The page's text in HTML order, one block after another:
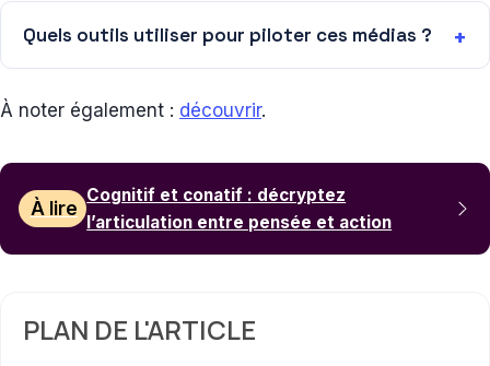
Quels outils utiliser pour piloter ces médias ?
À noter également : découvrir.
À lire
Cognitif et conatif : décryptez
l’articulation entre pensée et action
PLAN DE L'ARTICLE